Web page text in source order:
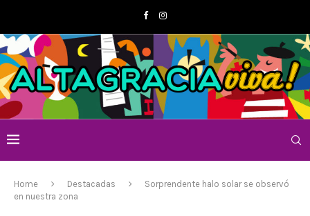
Home Destacadas
Sorprendente halo solar se observó
en nuestra zona